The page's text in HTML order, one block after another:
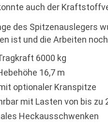
auch der
des Spitzenauslegers
ist und die Arbeiten
6000 kg
16,7 m
optionaler Kranspitze
mit Lasten von bis zu
Heckausschwenken